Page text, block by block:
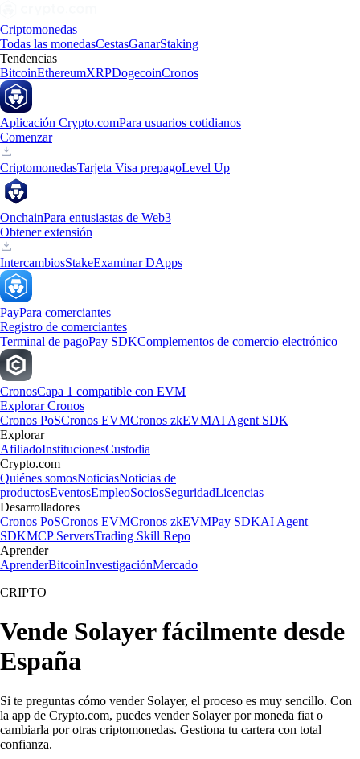
Criptomonedas
Todas las monedasCestasGanarStaking
Tendencias
BitcoinEthereumXRPDogecoinCronos
Aplicación Crypto.comPara usuarios cotidianos
Comenzar
CriptomonedasTarjeta Visa prepagoLevel Up
OnchainPara entusiastas de Web3
Obtener extensión
IntercambiosStakeExaminar DApps
PayPara comerciantes
Registro de comerciantes
Terminal de pagoPay SDKComplementos de comercio electrónico
CronosCapa 1 compatible con EVM
Explorar Cronos
Cronos PoSCronos EVMCronos zkEVMAI Agent SDK
Explorar
AfiliadoInstitucionesCustodia
Crypto.com
Quiénes somosNoticiasNoticias de
productosEventosEmpleoSociosSeguridadLicencias
Desarrolladores
Cronos PoSCronos EVMCronos zkEVMPay SDKAI Agent
SDKMCP ServersTrading Skill Repo
Aprender
AprenderBitcoinInvestigaciónMercado
CRIPTO
Vende Solayer fácilmente desde
España
Si te preguntas cómo vender Solayer, el proceso es muy sencillo. Con
la app de Crypto.com, puedes vender Solayer por moneda fiat o
cambiarla por otras criptomonedas. Gestiona tu cartera con total
confianza.